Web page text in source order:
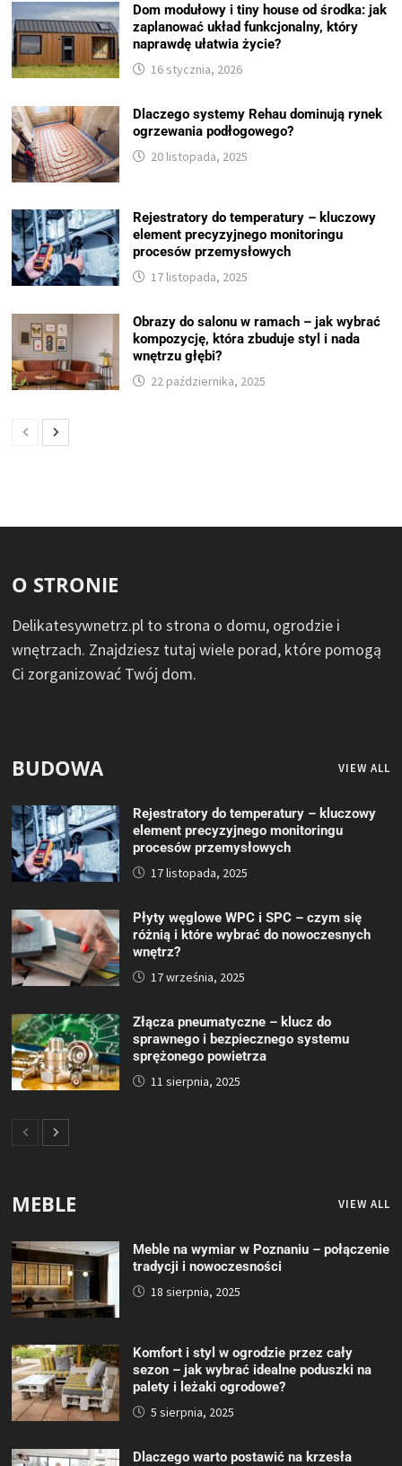
Dom modułowy i tiny house od środka: jak
zaplanować układ funkcjonalny, który
naprawdę ułatwia życie?
16 stycznia, 2026
Dlaczego systemy Rehau dominują rynek
ogrzewania podłogowego?
20 listopada, 2025
Rejestratory do temperatury – kluczowy
element precyzyjnego monitoringu
procesów przemysłowych
17 listopada, 2025
Obrazy do salonu w ramach – jak wybrać
kompozycję, która zbuduje styl i nada
wnętrzu głębi?
22 października, 2025
O STRONIE
Delikatesywnetrz.pl to strona o domu, ogrodzie i
wnętrzach. Znajdziesz tutaj wiele porad, które pomogą
Ci zorganizować Twój dom.
BUDOWA VIEW ALL
Rejestratory do temperatury – kluczowy
element precyzyjnego monitoringu
procesów przemysłowych
17 listopada, 2025
Płyty węglowe WPC i SPC – czym się
różnią i które wybrać do nowoczesnych
wnętrz?
17 września, 2025
Złącza pneumatyczne – klucz do
sprawnego i bezpiecznego systemu
sprężonego powietrza
11 sierpnia, 2025
MEBLE VIEW ALL
Meble na wymiar w Poznaniu – połączenie
tradycji i nowoczesności
18 sierpnia, 2025
Komfort i styl w ogrodzie przez cały
sezon – jak wybrać idealne poduszki na
palety i leżaki ogrodowe?
5 sierpnia, 2025
Dlaczego warto postawić na krzesła